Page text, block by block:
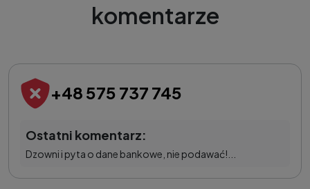
komentarze
+48 575 737 745
Ostatni komentarz:
Dzowni i pyta o dane bankowe, nie podawać!...